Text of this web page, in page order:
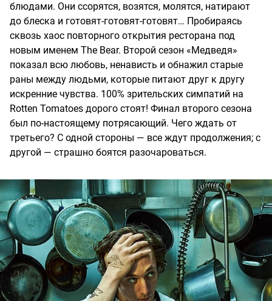
блюдами. Они ссорятся, возятся, молятся, натирают
до блеска и готовят-готовят-готовят… Пробираясь
сквозь хаос повторного открытия ресторана под
новым именем The Bear. Второй сезон «Медведя»
показал всю любовь, ненависть и обнажил старые
раны между людьми, которые питают друг к другу
искренние чувства. 100% зрительских симпатий на
Rotten Tomatoes дорого стоят! Финал второго сезона
был по-настоящему потрясающий. Чего ждать от
третьего? С одной стороны — все ждут продолжения; с
другой — страшно боятся разочароваться.